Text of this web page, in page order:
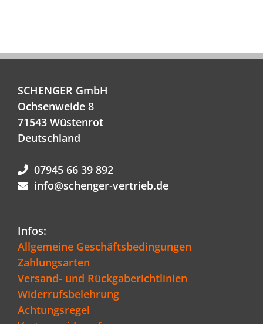
SCHENGER GmbH
Ochsenweide 8
71543 Wüstenrot
Deutschland
07945 66 39 892
info@schenger-vertrieb.de
Infos:
Allgemeine Geschäftsbedingungen
Zahlungsarten
Versand- und Rückgaberichtlinien
Widerrufsbelehrung
Achtungsregel